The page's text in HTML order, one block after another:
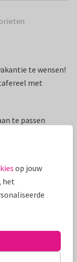
te wensen!
met
te passen
op jouw
het